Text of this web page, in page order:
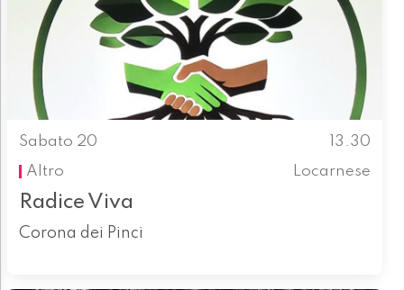
Sabato 20
13.30
Altro
Locarnese
Radice Viva
Corona dei Pinci